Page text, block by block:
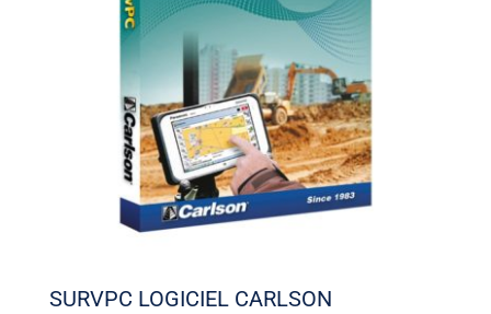
SURVPC LOGICIEL CARLSON